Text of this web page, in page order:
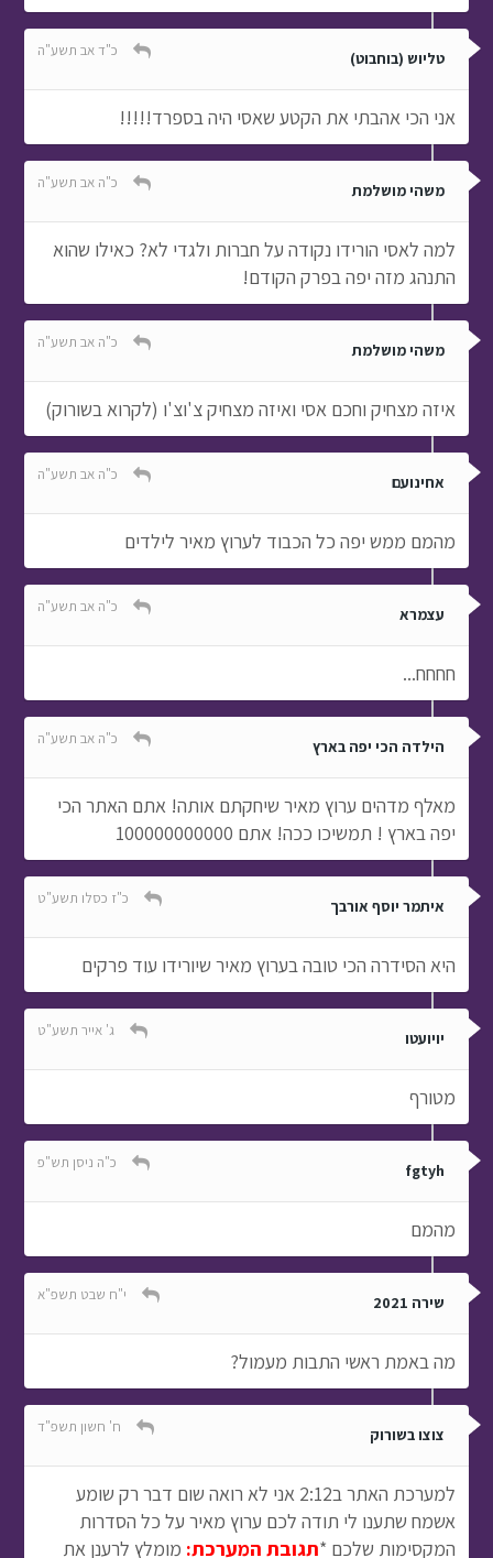
טליוש (בוחבוט) כ"ד אב תשע"ה
אני הכי אהבתי את הקטע שאסי היה בספרד!!!!!
משהי מושלמת כ"ה אב תשע"ה
למה לאסי הורידו נקודה על חברות ולגדי לא? כאילו שהוא
התנהג מזה יפה בפרק הקודם!
משהי מושלמת כ"ה אב תשע"ה
איזה מצחיק וחכם אסי ואיזה מצחיק צ'וצ'ו (לקרוא בשורוק)
אחינועם כ"ה אב תשע"ה
מהמם ממש יפה כל הכבוד לערוץ מאיר לילדים
עצמרא כ"ה אב תשע"ה
חחחח...
הילדה הכי יפה בארץ כ"ה אב תשע"ה
מאלף מדהים ערוץ מאיר שיחקתם אותה! אתם האתר הכי
יפה בארץ ! תמשיכו ככה! אתם 100000000000
איתמר יוסף אורבך כ"ז כסלו תשע"ט
היא הסידרה הכי טובה בערוץ מאיר שיורידו עוד פרקים
יויועטו ג' אייר תשע"ט
מטורף
fgtyh כ"ה ניסן תש"פ
מהמם
שירה 2021 י"ח שבט תשפ"א
מה באמת ראשי התבות מעמול?
צוצו בשורוק ח' חשון תשפ"ד
למערכת האתר ב2:12 אני לא רואה שום דבר רק שומע
אשמח שתענו לי תודה לכם ערוץ מאיר על כל הסדרות
המקסימות שלכם *תגובת המערכת: מומלץ לרענן את